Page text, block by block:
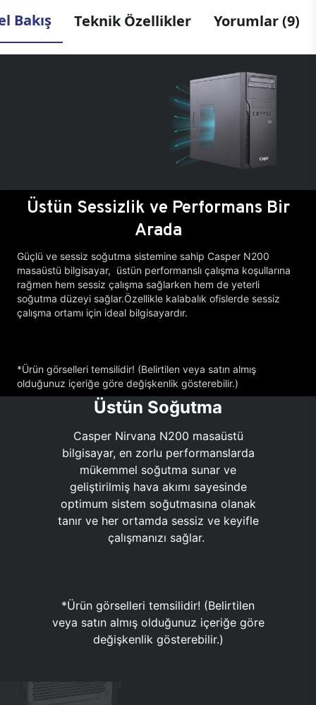
Bakış Teknik Özellikler Yorumlar (9)
Üstün Sessizlik ve Performans Bir
Arada
Güçlü ve sessiz soğutma sistemine sahip Casper N200
masaüstü bilgisayar, üstün performanslı çalışma koşullarına
rağmen hem sessiz çalışma sağlarken hem de yeterli
soğutma düzeyi sağlar.Özellikle kalabalık ofislerde sessiz
çalışma ortamı için ideal bilgisayardır.
*Ürün görselleri temsilidir! (Belirtilen veya satın almış
olduğunuz içeriğe göre değişkenlik gösterebilir.)
Üstün Soğutma
Casper Nirvana N200 masaüstü
bilgisayar, en zorlu performanslarda
mükemmel soğutma sunar ve
geliştirilmiş hava akımı sayesinde
optimum sistem soğutmasına olanak
tanır ve her ortamda sessiz ve keyifle
çalışmanızı sağlar.
*Ürün görselleri temsilidir! (Belirtilen
veya satın almış olduğunuz içeriğe göre
değişkenlik gösterebilir.)